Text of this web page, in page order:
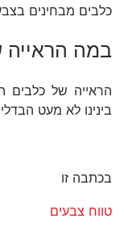
כלבים מבחינים
במה הראייה
הראייה של כלבים
בינינו לא מעט
בכתבה זו
טווח צבעים